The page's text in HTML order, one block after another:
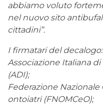
abbiamo voluto
nel nuovo sito
cittadini”.
I firmatari del decalogo:
Associazione Italiana
(ADI);
Federazione
ontoiatri (FNOMCeO);